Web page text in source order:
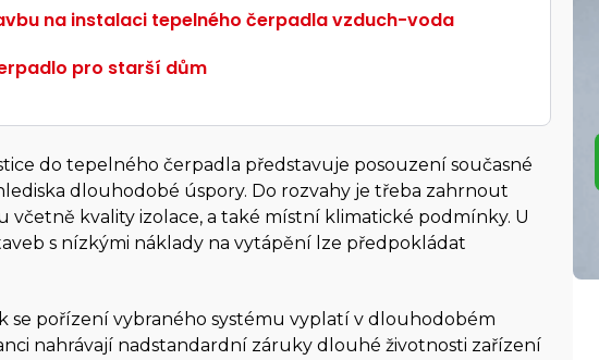
na instalaci tepelného čerpadla vzduch-voda
pro starší dům
do tepelného čerpadla představuje posouzení současné
dlouhodobé úspory. Do rozvahy je třeba zahrnout
kvality izolace, a také místní klimatické podmínky. U
s nízkými náklady na vytápění lze předpokládat
se pořízení vybraného systému vyplatí v dlouhodobém
nahrávají nadstandardní záruky dlouhé životnosti zařízení
Mám nárok na dotaci?